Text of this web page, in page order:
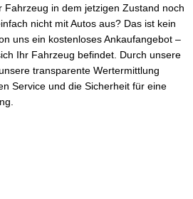
Fahrzeug in dem jetzigen Zustand noch
nicht mit Autos aus? Das ist kein
uns ein kostenloses Ankaufangebot –
Ihr Fahrzeug befindet. Durch unsere
transparente Wertermittlung
Service und die Sicherheit für eine